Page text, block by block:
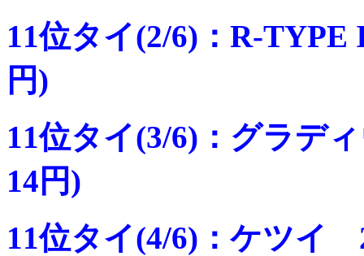
11位タイ(2/6)：R-
円)
11位タイ(3/6)：グラ
14円)
11位タイ(4/6)：ケツイ